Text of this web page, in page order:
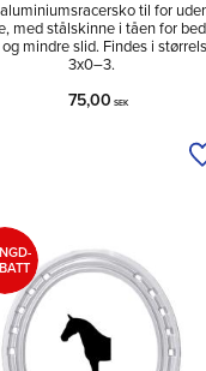
til for
med stålskinne i tåen for
mindre slid. Findes i
3x0–3.
75,00 SEK